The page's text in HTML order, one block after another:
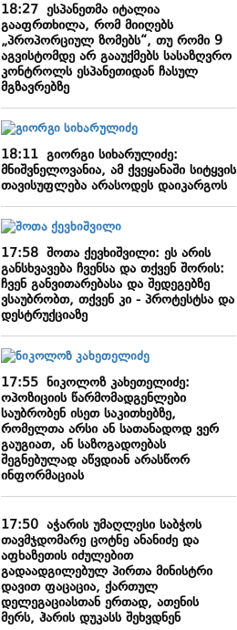
18:27ესპანეთმა იტალია
გააფრთხილა, რომ მიიღებს
„პროპორციულ ზომებს“, თუ რომი 9
აგვისტომდე არ გააუქმებს სასაზღვრო
კონტროლს ესპანეთიდან ჩასულ
მგზავრებზე
18:11გიორგი სიხარულიძე:
მნიშვნელოვანია, ამ ქვეყანაში სიტყვის
თავისუფლება არასოდეს დაიკარგოს
17:58შოთა ქევხიშვილი: ეს არის
განსხვავება ჩვენსა და თქვენ შორის:
ჩვენ განვითარებასა და შედეგებზე
ვსაუბრობთ, თქვენ კი - პროტესტსა და
დესტრუქციაზე
17:55ნიკოლოზ კახეთელიძე:
ოპოზიციის წარმომადგენლები
საუბრობენ ისეთ საკითხებზე,
რომელთა არსი ან სათანადოდ ვერ
გაუგიათ, ან საზოგადოებას
შეგნებულად აწვდიან არასწორ
ინფორმაციას
17:50აჭარის უმაღლესი საბჭოს
თავმჯდომარე ცოტნე ანანიძე და
აფხაზეთის იძულებით
გადაადგილებულ პირთა მინისტრი
დავით ფაცაცია, ქართულ
დელეგაციასთან ერთად, ათენის
მერს, ჰარის დუკასს შეხვდნენ